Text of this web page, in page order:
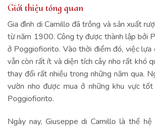
Giới thiệu tổng quan
Gia đình di Camillo đã trồng và sản xuất
từ năm 1900. Công ty được thành lập bởi
ở Poggiofiorito. Vào thời điểm đó, việc lựa
vẫn còn rất ít và diện tích cây nho rất khó
thay đổi rất nhiều trong những năm qua.
vườn nho được mua ở những khu vực tốt
Poggiofiorito.
Ngày nay, Giuseppe di Camillo là thế